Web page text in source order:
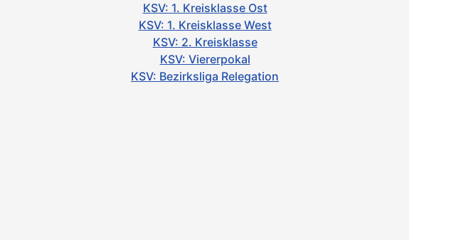
KSV: 1. Kreisklasse Ost
KSV: 1. Kreisklasse West
KSV: 2. Kreisklasse
KSV: Viererpokal
KSV: Bezirksliga Relegation